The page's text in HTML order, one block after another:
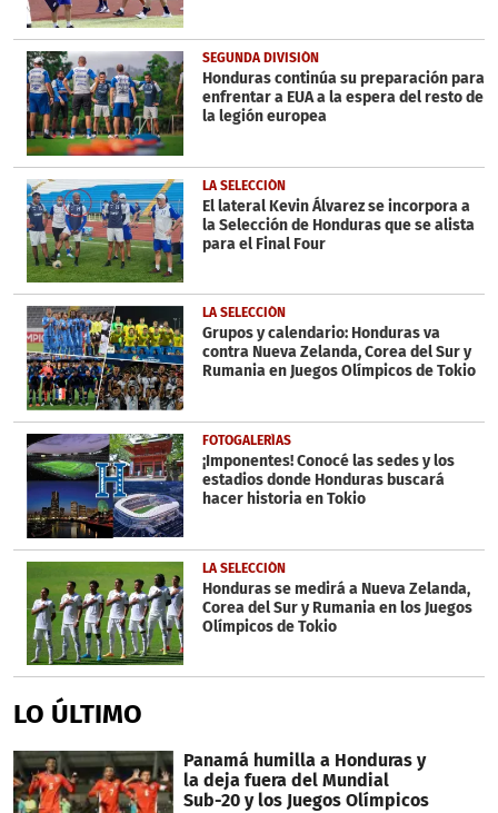
SEGUNDA DIVISIÓN
Honduras continúa su preparación para
enfrentar a EUA a la espera del resto de
la legión europea
LA SELECCIÓN
El lateral Kevin Álvarez se incorpora a
la Selección de Honduras que se alista
para el Final Four
LA SELECCIÓN
Grupos y calendario: Honduras va
contra Nueva Zelanda, Corea del Sur y
Rumania en Juegos Olímpicos de Tokio
FOTOGALERÍAS
¡Imponentes! Conocé las sedes y los
estadios donde Honduras buscará
hacer historia en Tokio
LA SELECCIÓN
Honduras se medirá a Nueva Zelanda,
Corea del Sur y Rumania en los Juegos
Olímpicos de Tokio
LO ÚLTIMO
Panamá humilla a Honduras y
la deja fuera del Mundial
Sub-20 y los Juegos Olímpicos